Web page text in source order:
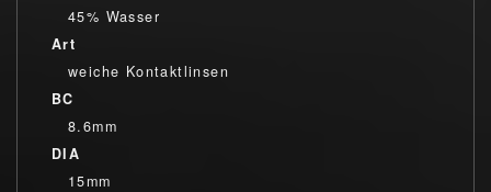
45% Wasser
Art
weiche Kontaktlinsen
BC
8.6mm
DIA
15mm